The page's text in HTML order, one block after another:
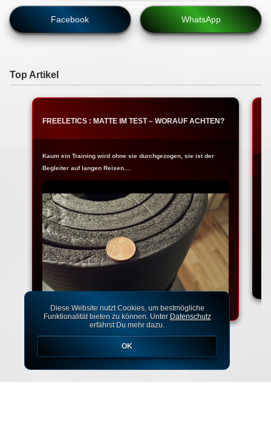
Facebook WhatsApp
Top Artikel
FREELETICS : MATTE IM TEST – WORAUF ACHTEN?
Kaum ein Training wird ohne sie durchgezogen, sie ist der
Begleiter auf langen Reisen…
Diese Website nutzt Cookies, um bestmögliche
Funktionalität bieten zu können. Unter Datenschutz
erfährst Du mehr dazu.
OK